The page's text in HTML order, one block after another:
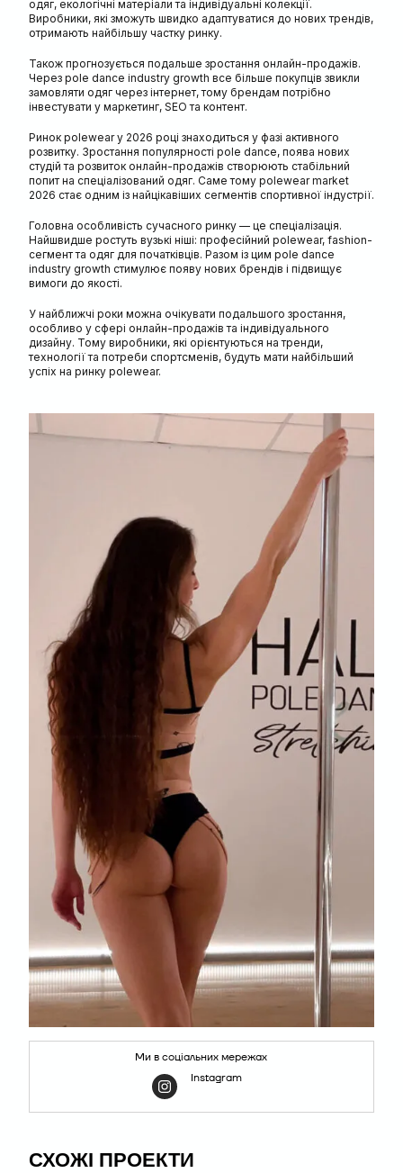
одяг, екологічні матеріали та індивідуальні колекції.
Виробники, які зможуть швидко адаптуватися до нових трендів,
отримають найбільшу частку ринку.
Також прогнозується подальше зростання онлайн-продажів.
Через pole dance industry growth все більше покупців звикли
замовляти одяг через інтернет, тому брендам потрібно
інвестувати у маркетинг, SEO та контент.
Ринок polewear у 2026 році знаходиться у фазі активного
розвитку. Зростання популярності pole dance, поява нових
студій та розвиток онлайн-продажів створюють стабільний
попит на спеціалізований одяг. Саме тому polewear market
2026 стає одним із найцікавіших сегментів спортивної індустрії.
Головна особливість сучасного ринку — це спеціалізація.
Найшвидше ростуть вузькі ніші: професійний polewear, fashion-
сегмент та одяг для початківців. Разом із цим pole dance
industry growth стимулює появу нових брендів і підвищує
вимоги до якості.
У найближчі роки можна очікувати подальшого зростання,
особливо у сфері онлайн-продажів та індивідуального
дизайну. Тому виробники, які орієнтуються на тренди,
технології та потреби спортсменів, будуть мати найбільший
успіх на ринку polewear.
Ми в соціальних мережах
Instagram
СХОЖІ ПРОЕКТИ